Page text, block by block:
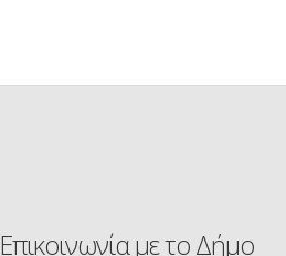
Επικοινωνία με το Δήμο